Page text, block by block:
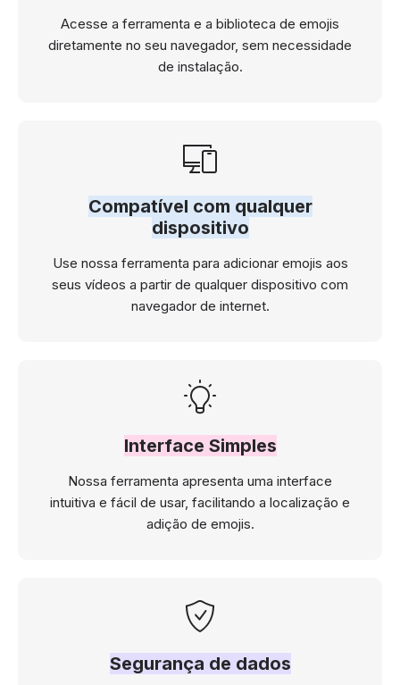
Acesse a ferramenta e a biblioteca de emojis
diretamente no seu navegador, sem necessidade
de instalação.
Compatível com qualquer
dispositivo
Use nossa ferramenta para adicionar emojis aos
seus vídeos a partir de qualquer dispositivo com
navegador de internet.
Interface Simples
Nossa ferramenta apresenta uma interface
intuitiva e fácil de usar, facilitando a localização e
adição de emojis.
Segurança de dados